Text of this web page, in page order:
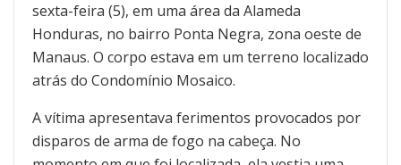
sexta-feira (5), em uma área da Alameda
Honduras, no bairro Ponta Negra, zona oeste de
Manaus. O corpo estava em um terreno localizado
atrás do Condomínio Mosaico.
A vítima apresentava ferimentos provocados por
disparos de arma de fogo na cabeça. No